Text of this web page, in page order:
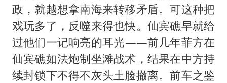
政，就越想拿南海来转移矛盾。可这种把
戏玩多了，反噬来得也快。仙宾礁早就给
过他们一记响亮的耳光——前几年菲方在
仙宾礁如法炮制坐滩战术，结果在中方持
续封锁下不得不灰头土脸撤离。前车之鉴